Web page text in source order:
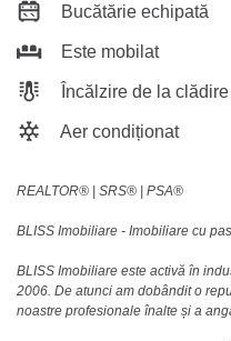
Bucătărie echipată
Este mobilat
Încălzire de la clădire
Aer condiționat
REALTOR®️ | SRS®️ | PSA®️
BLISS Imobiliare - Imobiliare cu
BLISS Imobiliare este activă în
2006. De atunci am dobândit o
noastre profesionale înalte și a